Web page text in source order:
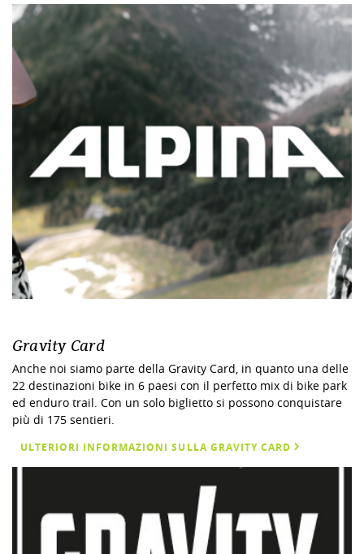
Gravity Card
Anche noi siamo parte della Gravity Card, in quanto una delle
22 destinazioni bike in 6 paesi con il perfetto mix di bike park
ed enduro trail. Con un solo biglietto si possono conquistare
più di 175 sentieri.
ULTERIORI INFORMAZIONI SULLA GRAVITY CARD